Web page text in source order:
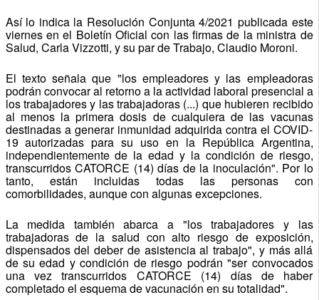
Así lo indica la Resolución Conjunta 4/2021 publicada este
viernes en el Boletín Oficial con las firmas de la ministra de
Salud, Carla Vizzotti, y su par de Trabajo, Claudio Moroni.
El texto señala que "los empleadores y las empleadoras
podrán convocar al retorno a la actividad laboral presencial a
los trabajadores y las trabajadoras (...) que hubieren recibido
al menos la primera dosis de cualquiera de las vacunas
destinadas a generar inmunidad adquirida contra el COVID-
19 autorizadas para su uso en la República Argentina,
independientemente de la edad y la condición de riesgo,
transcurridos CATORCE (14) días de la inoculación". Por lo
tanto, están incluidas todas las personas con
comorbilidades, aunque con algunas excepciones.
La medida también abarca a "los trabajadores y las
trabajadoras de la salud con alto riesgo de exposición,
dispensados del deber de asistencia al trabajo", y más allá
de su edad y condición de riesgo podrán "ser convocados
una vez transcurridos CATORCE (14) días de haber
completado el esquema de vacunación en su totalidad".